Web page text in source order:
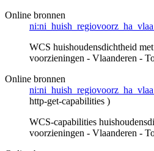
Online bronnen
WCS huishoudensdichtheid
voorzieningen - Vlaanderen -
Online bronnen
http-get-capabilities )
WCS-capabilities
voorzieningen - Vlaanderen -